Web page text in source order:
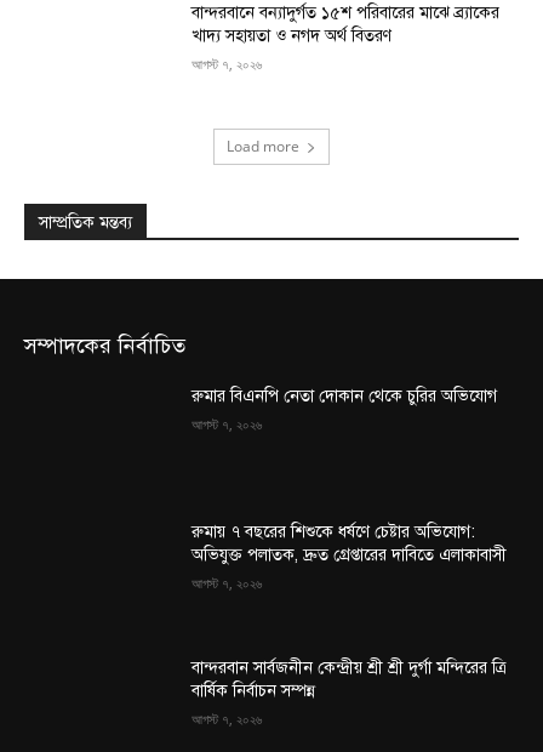
বান্দরবানে বন্যাদুর্গত ১৫শ পরিবারের মাঝে ব্র্যাকের
খাদ্য সহায়তা ও নগদ অর্থ বিতরণ
আগস্ট ৭, ২০২৬
Load more
সাম্প্রতিক মন্তব্য
সম্পাদকের নির্বাচিত
রুমার বিএনপি নেতা দোকান থেকে চুরির অভিযোগ
আগস্ট ৭, ২০২৬
রুমায় ৭ বছরের শিশুকে ধর্ষণে চেষ্টার অভিযোগ:
অভিযুক্ত পলাতক, দ্রুত গ্রেপ্তারের দাবিতে এলাকাবাসী
আগস্ট ৭, ২০২৬
বান্দরবান সার্বজনীন কেন্দ্রীয় শ্রী শ্রী দুর্গা মন্দিরের ত্রি
বার্ষিক নির্বাচন সম্পন্ন
আগস্ট ৭, ২০২৬